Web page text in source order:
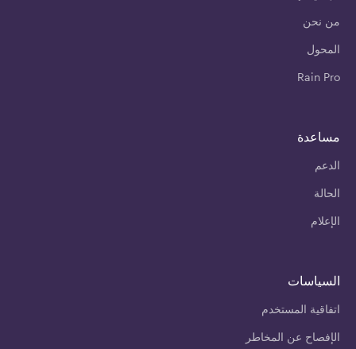
من نحن
المحول
Rain Pro
مساعدة
الدعم
الحالة
الإعلام
السياسات
اتفاقية المستخدم
الإفصاح عن المخاطر